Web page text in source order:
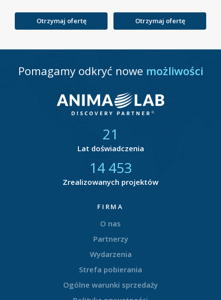
Otrzymaj ofertę Otrzymaj ofertę
Pomagamy odkryć nowe możliwości
21
Lat doświadczenia
14 877
Zrealizowanych projektów
FIRMA
O nas
Partnerzy
Wydarzenia
Strefa pobierania
Ogólne warunki sprzedaży